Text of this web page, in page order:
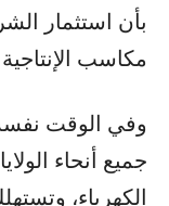
بأن استثمار
مكاسب
وفي الوقت
جميع أنحاء
الكهرباء،